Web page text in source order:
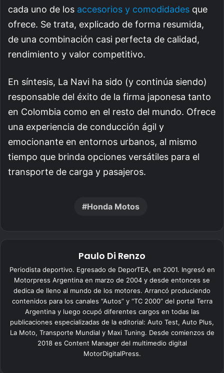
cada uno de los accesorios y comodidades que
ofrece. Se trata, explicado de forma resumida,
de una combinación casi perfecta de calidad,
rendimiento y valor competitivo.
En síntesis, La Navi ha sido (y continúa siendo)
responsable del éxito de la firma japonesa tanto
en Colombia como en el resto del mundo. Ofrece
una experiencia de conducción ágil y
emocionante en entornos urbanos, al mismo
tiempo que brinda opciones versátiles para el
transporte de carga y pasajeros.
Honda Motos
Paulo Di Renzo
Periodista deportivo. Egresado de DeporTEA, en 2001. Ingresó en
Motorpress Argentina en marzo de 2004 y desde entonces se
dedica de lleno al mundo de los motores. Arrancó produciendo
contenidos para los canales “Autos” y “TC 2000” del portal Terra
Argentina y luego ocupó diferentes cargos en todas las
publicaciones especializadas de la editorial: Auto Test, Auto Plus,
La Moto, Transporte Mundial y Maxi Tuning. Desde comienzos de
2018 es Content Manager del multimedio digital
MotorDigitalPress.